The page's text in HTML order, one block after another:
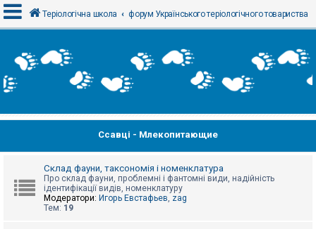
х
і
т
р
а
Теріологічна школа форум Українського теріологічного товариства
Ссавці - Млекопитающие
Склад фауни, таксономія і номенклатура
Про склад фауни, проблемні і фантомні види, надійність
ідентифікації видів, номенклатуру
Модератори: Игорь Евстафьев, zag
Тем: 19